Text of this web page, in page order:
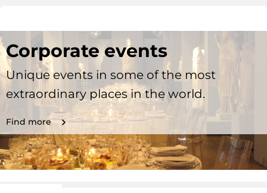
Corporate events
Unique events in some of the most
extraordinary places in the world.
Find more